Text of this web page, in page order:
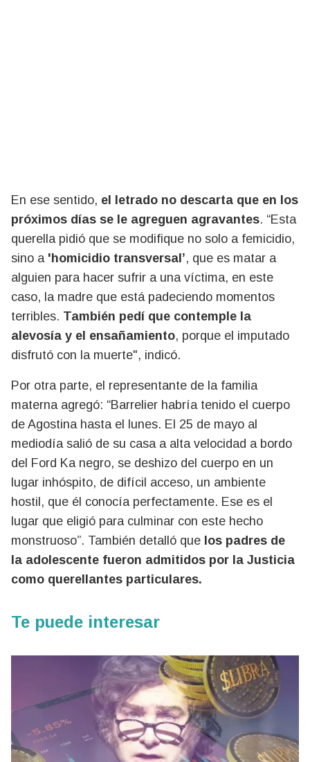
En ese sentido, el letrado no descarta que en los
próximos días se le agreguen agravantes. “Esta
querella pidió que se modifique no solo a femicidio,
sino a 'homicidio transversal’, que es matar a
alguien para hacer sufrir a una víctima, en este
caso, la madre que está padeciendo momentos
terribles. También pedí que contemple la
alevosía y el ensañamiento, porque el imputado
disfrutó con la muerte", indicó.
Por otra parte, el representante de la familia
materna agregó: “Barrelier habría tenido el cuerpo
de Agostina hasta el lunes. El 25 de mayo al
mediodía salió de su casa a alta velocidad a bordo
del Ford Ka negro, se deshizo del cuerpo en un
lugar inhóspito, de difícil acceso, un ambiente
hostil, que él conocía perfectamente. Ese es el
lugar que eligió para culminar con este hecho
monstruoso”. También detalló que los padres de
la adolescente fueron admitidos por la Justicia
como querellantes particulares.
Te puede interesar